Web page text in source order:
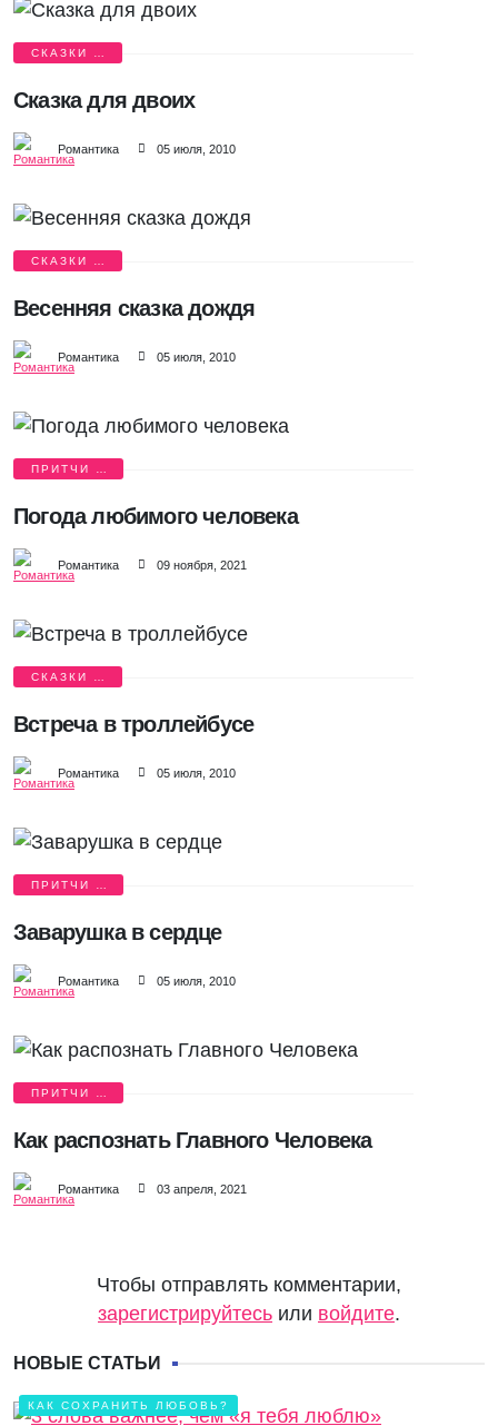
СКАЗКИ О
Сказка для двоих
Романтика 05 июля, 2010
СКАЗКИ О
Весенняя сказка дождя
Романтика 05 июля, 2010
ПРИТЧИ О
Погода любимого человека
Романтика 09 ноября, 2021
СКАЗКИ О
Встреча в троллейбусе
Романтика 05 июля, 2010
ПРИТЧИ О
Заварушка в сердце
Романтика 05 июля, 2010
ПРИТЧИ О
Как распознать Главного Человека
Романтика 03 апреля, 2021
Чтобы отправлять комментарии,
зарегистрируйтесь или войдите.
НОВЫЕ СТАТЬИ
КАК СОХРАНИТЬ ЛЮБОВЬ?